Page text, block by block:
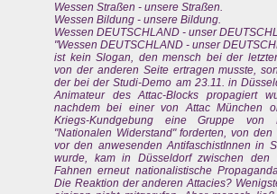
Wessen Straßen - unsere Straßen.
Wessen Bildung - unsere Bildung.
Wessen DEUTSCHLAND - unser
"Wessen DEUTSCHLAND - unser
ist kein Slogan, den mensch bei der
von der anderen Seite ertragen musste,
der bei der Studi-Demo am 23.11. in
Animateur des Attac-Blocks propagiert
nachdem bei einer von Attac München
Kriegs-Kundgebung eine Gruppe
"Nationalen Widerstand" forderten, von den
vor den anwesenden AntifaschistInnen in
wurde, kam in Düsseldorf zwischen den
Fahnen erneut nationalistische
Die Reaktion der anderen Attacies?